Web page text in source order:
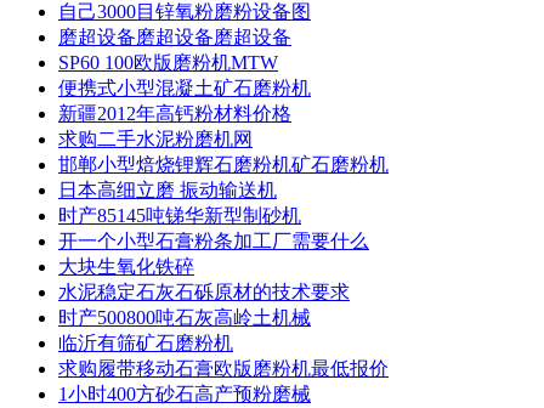
自己3000目锌氧粉磨粉设备图
磨超设备磨超设备磨超设备
SP60 100欧版磨粉机MTW
便携式小型混凝土矿石磨粉机
新疆2012年高钙粉材料价格
求购二手水泥粉磨机网
邯郸小型焙烧锂辉石磨粉机矿石磨粉机
日本高细立磨 振动输送机
时产85145吨锑华新型制砂机
开一个小型石膏粉条加工厂需要什么
大块生氧化铁碎
水泥稳定石灰石砾原材的技术要求
时产500800吨石灰高岭土机械
临沂有筛矿石磨粉机
求购履带移动石膏欧版磨粉机最低报价
1小时400方砂石高产预粉磨械